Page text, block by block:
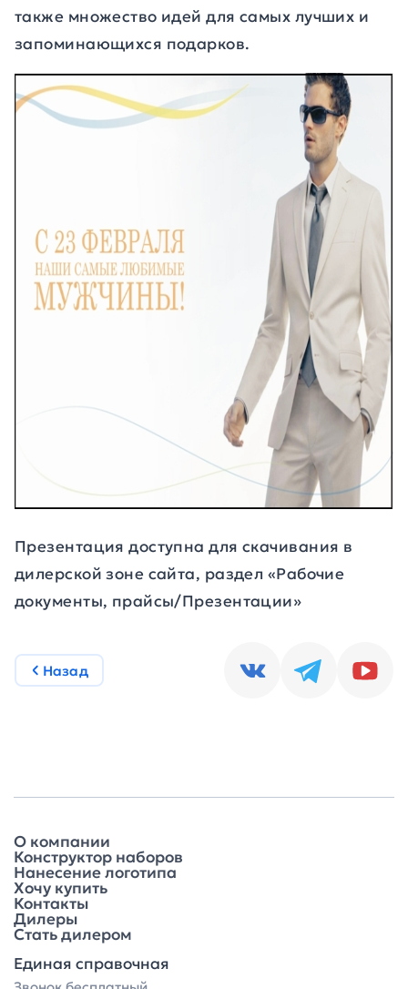
также множество идей для самых лучших и
запоминающихся подарков.
Презентация доступна для скачивания в
дилерской зоне сайта, раздел «Рабочие
документы, прайсы/Презентации»
Назад
О компании
Конструктор наборов
Нанесение логотипа
Хочу купить
Контакты
Дилеры
Стать дилером
Единая справочная